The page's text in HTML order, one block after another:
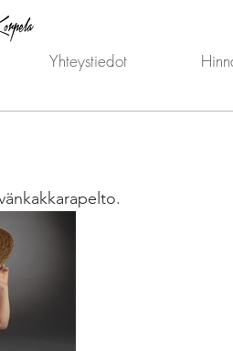
Yhteystiedot